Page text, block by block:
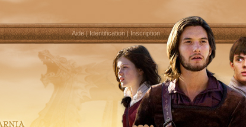
Aide|Identification|Inscription